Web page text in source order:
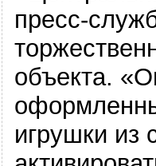
пресс-
объекта.
игрушки из